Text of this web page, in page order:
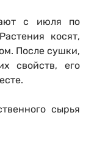
с июля по
косят,
После сушки,
свойств, его
сырья